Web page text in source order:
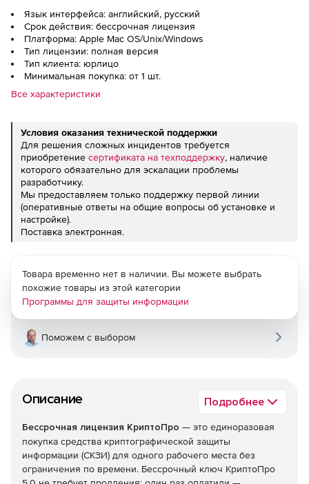
Язык интерфейса: английский, русский
Срок действия: бессрочная лицензия
Платформа: Apple Mac OS/Unix/Windows
Тип лицензии: полная версия
Тип клиента: юрлицо
Минимальная покупка: от 1 шт.
Все характеристики
Условия оказания технической поддержки
Для решения сложных инцидентов требуется
приобретение сертификата на техподдержку, наличие
которого обязательно для эскалации проблемы
разработчику.
Мы предоставляем только поддержку первой линии
(оперативные ответы на общие вопросы об установке и
настройке).
Поставка электронная.
Описание Подробнее
Бессрочная лицензия КриптоПро — это единоразовая
покупка средства криптографической защиты
информации (СКЗИ) для одного рабочего места без
ограничения по времени. Бессрочный ключ КриптоПро
Товара временно нет в наличии. Вы можете выбрать
похожие товары из этой категории
Программы для защиты информации
Поможем с выбором